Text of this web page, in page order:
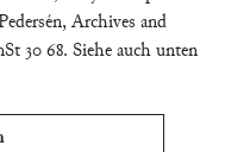
Archives and
30 68. Siehe auch unten